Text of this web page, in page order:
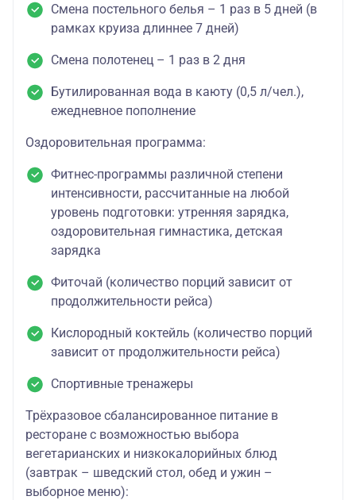
Смена постельного белья – 1 раз в 5 дней (в
рамках круиза длиннее 7 дней)
Смена полотенец – 1 раз в 2 дня
Бутилированная вода в каюту (0,5 л/чел.),
ежедневное пополнение
Оздоровительная программа:
Фитнес-программы различной степени
интенсивности, рассчитанные на любой
уровень подготовки: утренняя зарядка,
оздоровительная гимнастика, детская
зарядка
Фиточай (количество порций зависит от
продолжительности рейса)
Кислородный коктейль (количество порций
зависит от продолжительности рейса)
Спортивные тренажеры
Трёхразовое сбалансированное питание в
ресторане с возможностью выбора
вегетарианских и низкокалорийных блюд
(завтрак – шведский стол, обед и ужин –
выборное меню):